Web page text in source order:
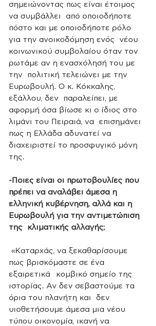
σημειώνοντας πως είναι έτοιμος
να συμβάλλει  από οποιοδήποτε
πόστο και με οποιοδήποτε ρόλο
για την ανοικοδόμηση ενός  νέου
κοινωνικού συμβολαίου όταν τον
ρωτάμε αν η ενασχόλησή του με
την  πολιτική τελειώνει με την
Ευρωβουλή. Ο κ. Κόκκαλης,
εξάλλου, δεν  παραλείπει, με
αφορμή όσα βίωσε κι ο ίδιος στο
λιμάνι του Πειραιά, να  επισημάνει
πως η Ελλάδα αδυνατεί να
διαχειριστεί το προσφυγικό μόνη
της.
-Ποιες είναι οι πρωτοβουλίες που
πρέπει να αναλάβει άμεσα η
ελληνική κυβέρνηση, αλλά και η
Ευρωβουλή για την αντιμετώπιση
της  κλιματικής αλλαγής;
πως βρισκόμαστε σε ένα
εξαιρετικά   κομβικό σημείο της
ιστορίας. Aν δεν σεβαστούμε τα
όρια του πλανήτη και  δεν
υιοθετήσουμε άμεσα μια νέου
τύπου οικονομία, ικανή να